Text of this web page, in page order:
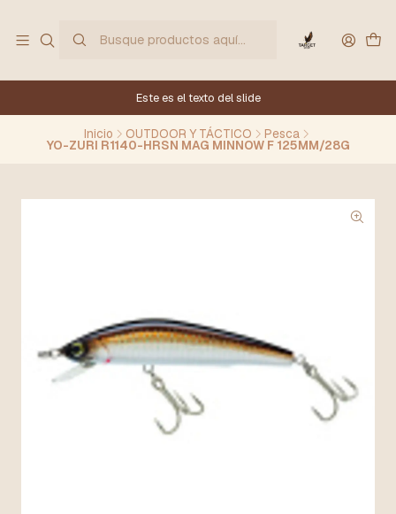
Este es el texto del slide
Inicio OUTDOOR Y TÁCTICO Pesca
YO-ZURI R1140-HRSN MAG MINNOW F 125MM/28G